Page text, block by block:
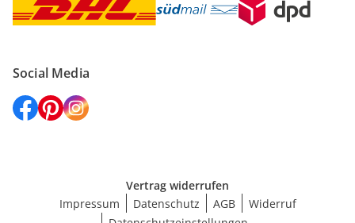
Social Media
Vertrag widerrufen
Impressum
Datenschutz AGB
Widerruf